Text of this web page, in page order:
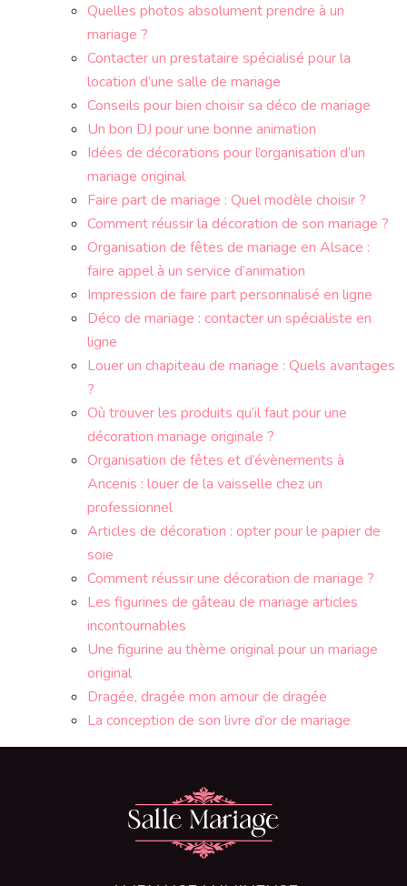
Quelles photos absolument prendre à un
mariage ?
Contacter un prestataire spécialisé pour la
location d’une salle de mariage
Conseils pour bien choisir sa déco de mariage
Un bon DJ pour une bonne animation
Idées de décorations pour l’organisation d’un
mariage original
Faire part de mariage : Quel modèle choisir ?
Comment réussir la décoration de son mariage ?
Organisation de fêtes de mariage en Alsace :
faire appel à un service d’animation
Impression de faire part personnalisé en ligne
Déco de mariage : contacter un spécialiste en
ligne
Louer un chapiteau de mariage : Quels avantages
?
Où trouver les produits qu’il faut pour une
décoration mariage originale ?
Organisation de fêtes et d’évènements à
Ancenis : louer de la vaisselle chez un
professionnel
Articles de décoration : opter pour le papier de
soie
Comment réussir une décoration de mariage ?
Les figurines de gâteau de mariage articles
incontournables
Une figurine au thème original pour un mariage
original
Dragée, dragée mon amour de dragée
La conception de son livre d’or de mariage